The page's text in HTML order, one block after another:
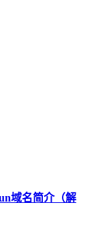
域名简介（解